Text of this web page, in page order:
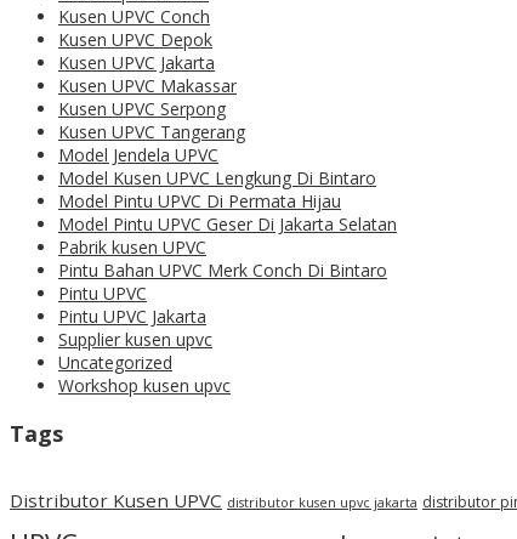
Kusen UPVC Conch
Kusen UPVC Depok
Kusen UPVC Jakarta
Kusen UPVC Makassar
Kusen UPVC Serpong
Kusen UPVC Tangerang
Model Jendela UPVC
Model Kusen UPVC Lengkung Di Bintaro
Model Pintu UPVC Di Permata Hijau
Model Pintu UPVC Geser Di Jakarta Selatan
Pabrik kusen UPVC
Pintu Bahan UPVC Merk Conch Di Bintaro
Pintu UPVC
Pintu UPVC Jakarta
Supplier kusen upvc
Uncategorized
Workshop kusen upvc
Tags
Distributor Kusen UPVC distributor kusen upvc jakarta distributor